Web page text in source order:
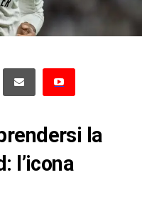
la
l’icona